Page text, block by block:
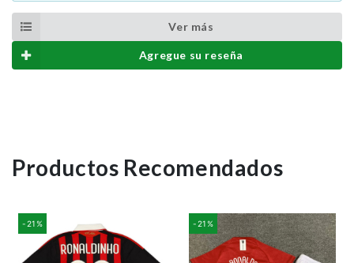
Ver más
Agregue su reseña
Productos Recomendados
-21% -21%